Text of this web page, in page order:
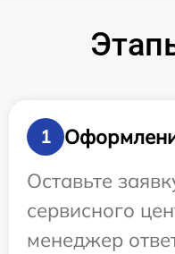
1
Оставьте
сервисного
менеджер